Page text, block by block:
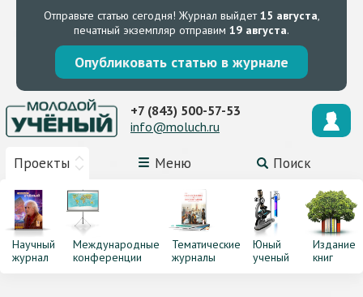
Отправьте статью сегодня! Журнал выйдет15 августа,
печатный экземпляр отправим 19 августа.
Опубликовать статью в журнале
Проекты Меню Поиск
+7 (843) 500-57-53
info@moluch.ru
Научный
журнал
Международные
конференции
Тематические
журналы
Юный
ученый
Издание
книг